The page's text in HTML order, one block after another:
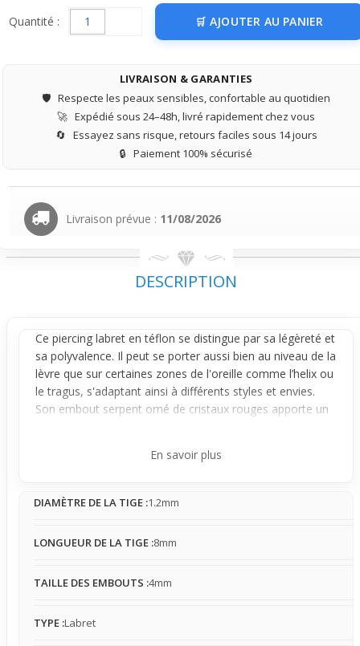
Quantité : AJOUTER AU PANIER
LIVRAISON & GARANTIES
🛡️ Respecte les peaux sensibles, confortable au quotidien
🚀 Expédié sous 24–48h, livré rapidement chez vous
🔄 Essayez sans risque, retours faciles sous 14 jours
🔒 Paiement 100% sécurisé
Livraison prévue : 11/08/2026
DESCRIPTION
Ce piercing labret en téflon se distingue par sa légèreté et
sa polyvalence. Il peut se porter aussi bien au niveau de la
lèvre que sur certaines zones de l'oreille comme l’helix ou
le tragus, s'adaptant ainsi à différents styles et envies.
Son embout serpent orné de cristaux rouges apporte un
sensibles car elle diminue les risques d'irritation. La tige
perceptible, se fait vite oublier dans la journée. À
l’oreille, selon le placement, il est plus discret ou stylé,
En savoir plus
DIAMÈTRE DE LA TIGE :1.2mm
LONGUEUR DE LA TIGE :8mm
TAILLE DES EMBOUTS :4mm
TYPE :Labret